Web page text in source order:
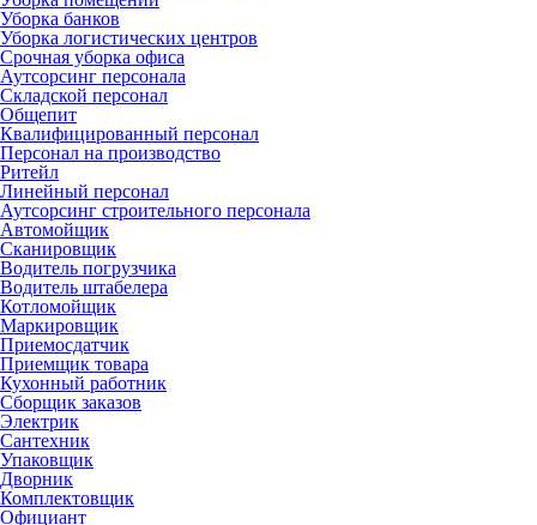
Уборка банков
Уборка логистических центров
Срочная уборка офиса
Аутсорсинг персонала
Складской персонал
Общепит
Квалифицированный персонал
Персонал на производство
Ритейл
Линейный персонал
Аутсорсинг строительного персонала
Автомойщик
Сканировщик
Водитель погрузчика
Водитель штабелера
Котломойщик
Маркировщик
Приемосдатчик
Приемщик товара
Кухонный работник
Сборщик заказов
Электрик
Сантехник
Упаковщик
Дворник
Комплектовщик
Официант